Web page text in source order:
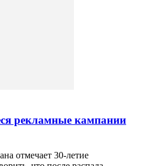
рекламные кампании
отмечает 30-летие